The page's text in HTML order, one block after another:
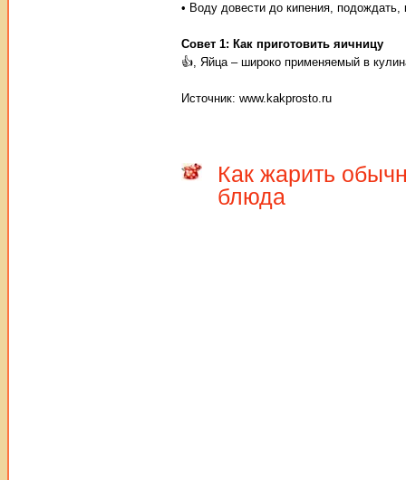
• Воду довести до кипения, подождать,
Совет 1: Как приготовить яичницу
👍, Яйца – широко применяемый в
Источник: www.kakprosto.ru
Как жарить
блюда